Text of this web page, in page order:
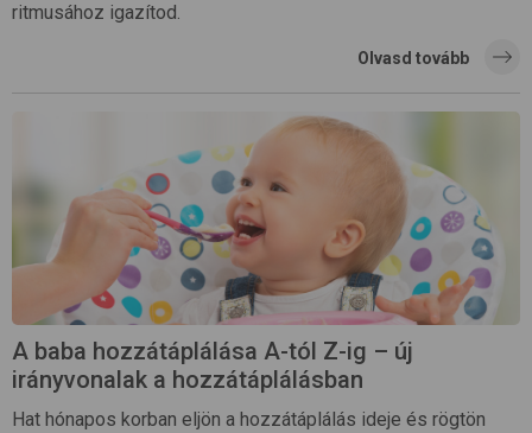
ritmusához igazítod.
Olvasd tovább
A baba hozzátáplálása A-tól Z-ig – új
irányvonalak a hozzátáplálásban
Hat hónapos korban eljön a hozzátáplálás ideje és rögtön